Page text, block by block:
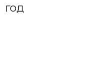
год